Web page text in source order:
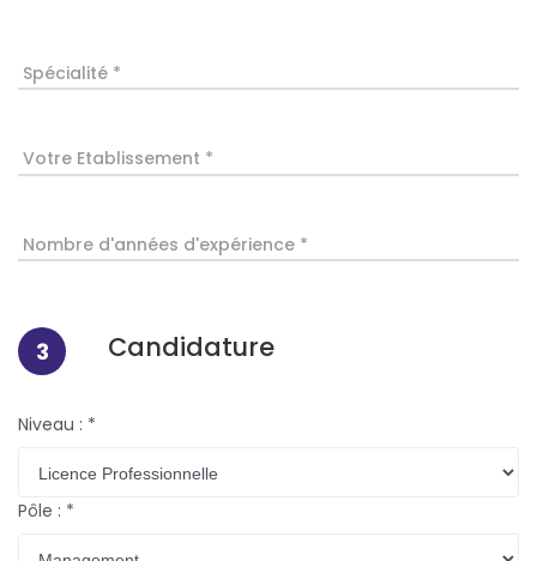
Spécialité *
Votre Etablissement *
Nombre d'années d'expérience *
3 Candidature
Niveau : *
Pôle : *